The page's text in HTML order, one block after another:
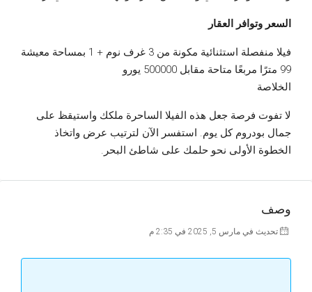
السعر وتوافر العقار
فيلا منفصلة استثنائية مكونة من 3 غرف نوم + 1 بمساحة معيشة
99 مترًا مربعًا متاحة مقابل 500000 يورو
الخلاصة
لا تفوت فرصة جعل هذه الفيلا الساحرة ملكك واستيقظ على
جمال بودروم كل يوم. استفسر الآن لترتيب عرض واتخاذ
الخطوة الأولى نحو حلمك على شاطئ البحر.
وصف
تحديث في مارس 5, 2025 في 2:35 م